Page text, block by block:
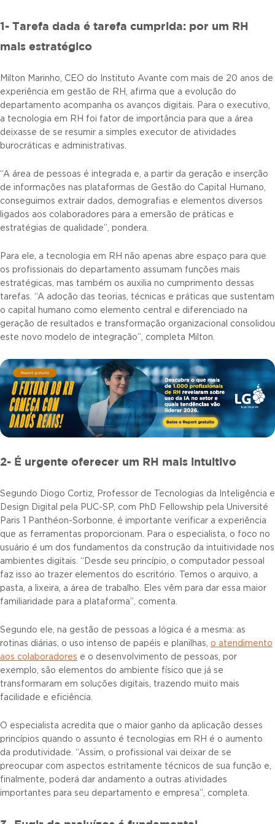
1- Tarefa dada é tarefa cumprida: por um RH
mais estratégico
Milton Marinho, CEO do Instituto Avante com mais de 20 anos de
experiência em gestão de RH, afirma que a evolução do
departamento acompanha os avanços digitais. Para o executivo,
a tecnologia em RH foi fator de importância para que a área
deixasse de se resumir a simples executor de atividades
burocráticas e administrativas.
“A área de pessoas é integrada e, a partir da geração e inserção
de informações nas plataformas de Gestão do Capital Humano,
conseguimos extrair dados, demografias e elementos diversos
ligados aos colaboradores para a emersão de práticas e
estratégias de qualidade”, pondera.
Para ele, a tecnologia em RH não apenas abre espaço para que
os profissionais do departamento assumam funções mais
estratégicas, mas também os auxilia no cumprimento dessas
tarefas. “A adoção das teorias, técnicas e práticas que sustentam
o capital humano como elemento central e diferenciado na
geração de resultados e transformação organizacional consolidou
este novo modelo de integração”, completa Milton.
2- É urgente oferecer um RH mais intuitivo
Segundo Diogo Cortiz, Professor de Tecnologias da Inteligência e
Design Digital pela PUC-SP, com PhD Fellowship pela Université
Paris 1 Panthéon-Sorbonne, é importante verificar a experiência
que as ferramentas proporcionam. Para o especialista, o foco no
usuário é um dos fundamentos da construção da intuitividade nos
ambientes digitais. “Desde seu princípio, o computador pessoal
faz isso ao trazer elementos do escritório. Temos o arquivo, a
pasta, a lixeira, a área de trabalho. Eles vêm para dar essa maior
familiaridade para a plataforma”, comenta.
Segundo ele, na gestão de pessoas a lógica é a mesma: as
rotinas diárias, o uso intenso de papéis e planilhas, o atendimento
aos colaboradores e o desenvolvimento de pessoas, por
exemplo, são elementos do ambiente físico que já se
transformaram em soluções digitais, trazendo muito mais
facilidade e eficiência.
O especialista acredita que o maior ganho da aplicação desses
princípios quando o assunto é tecnologias em RH é o aumento
da produtividade. “Assim, o profissional vai deixar de se
preocupar com aspectos estritamente técnicos de sua função e,
finalmente, poderá dar andamento a outras atividades
importantes para seu departamento e empresa”, completa.